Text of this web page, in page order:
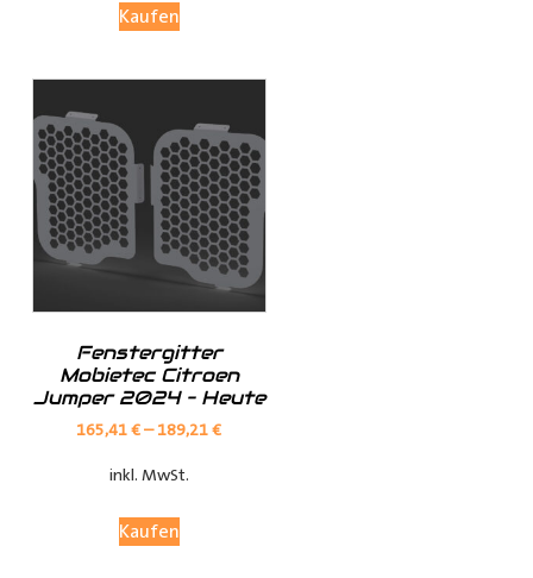
Design, seinem integrierten Schloss und seiner
vielseitigen Anwendung ist es die ultimative Lösung für
den Transport von Kupferrohren, Kunststoffrohren,
Leitungen, Holzlatten und vielem mehr auf dem Dach
IhresTransporters.
Kontaktieren Sie uns per E-Mail unter
Kaufen
Fenstergitter
Mobietec Citroen
Jumper 2024 – Heute
165,41€–189,21€
inkl. MwSt.
Kaufen